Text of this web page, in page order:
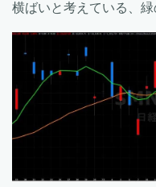
横ばいと考えている、緑